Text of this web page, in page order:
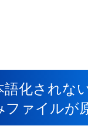
語化されな
ファイルが